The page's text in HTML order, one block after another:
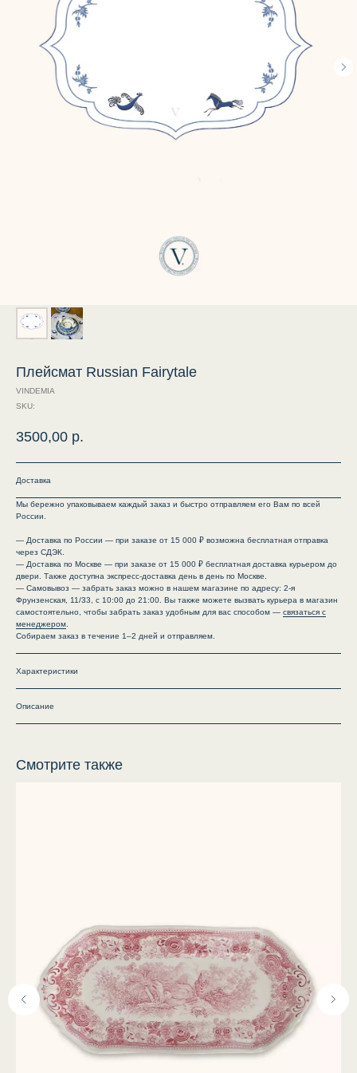
Плейсмат Russian Fairytale
VINDEMIA
SKU:
3500,00 р.
Доставка
Мы бережно упаковываем каждый заказ и быстро отправляем его Вам по всей
России.
— Доставка по России — при заказе от 15 000 ₽ возможна бесплатная отправка
через СДЭК.
— Доставка по Москве — при заказе от 15 000 ₽ бесплатная доставка курьером до
двери. Также доступна экспресс-доставка день в день по Москве.
— Самовывоз — забрать заказ можно в нашем магазине по адресу: 2-я
Фрунзенская, 11/33, с 10:00 до 21:00. Вы также можете вызвать курьера в магазин
самостоятельно, чтобы забрать заказ удобным для вас способом — связаться с
менеджером.
Собираем заказ в течение 1–2 дней и отправляем.
Характеристики
Описание
Смотрите также
Доставка
Оплата
Возврат
Упаковка
Покупателям
О нас
Каталог
Посуда
Текстиль
Брендированная